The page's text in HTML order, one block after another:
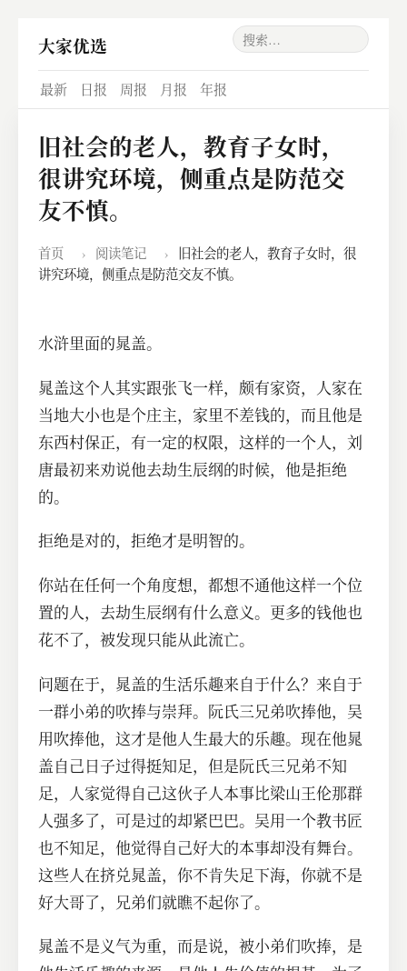
大家优选
最新 日报 周报 月报 年报
旧社会的老人，教育子女时，
很讲究环境，侧重点是防范交
友不慎。
首页 › 阅读笔记 ›
旧社会的老人，教育子女时，很
讲究环境，侧重点是防范交友不慎。
水浒里面的晁盖。
晁盖这个人其实跟张飞一样，颇有家资，人家在
当地大小也是个庄主，家里不差钱的，而且他是
东西村保正，有一定的权限，这样的一个人，刘
唐最初来劝说他去劫生辰纲的时候，他是拒绝
的。
拒绝是对的，拒绝才是明智的。
你站在任何一个角度想，都想不通他这样一个位
置的人，去劫生辰纲有什么意义。更多的钱他也
花不了，被发现只能从此流亡。
问题在于，晁盖的生活乐趣来自于什么？来自于
一群小弟的吹捧与崇拜。阮氏三兄弟吹捧他，吴
用吹捧他，这才是他人生最大的乐趣。现在他晁
盖自己日子过得挺知足，但是阮氏三兄弟不知
足，人家觉得自己这伙子人本事比梁山王伦那群
人强多了，可是过的却紧巴巴。吴用一个教书匠
也不知足，他觉得自己好大的本事却没有舞台。
这些人在挤兑晁盖，你不肯失足下海，你就不是
好大哥了，兄弟们就瞧不起你了。
晁盖不是义气为重，而是说，被小弟们吹捧，是